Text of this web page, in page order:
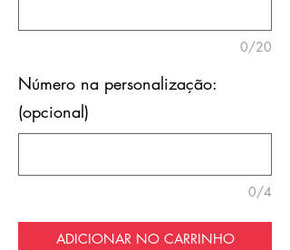
0/20
Número na personalização:
(opcional)
0/4
ADICIONAR NO CARRINHO